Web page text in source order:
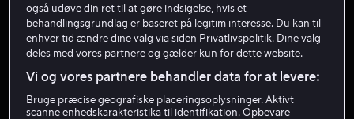
Patrik Forsberg
Instruktør Forfatter
også udøve din ret til at gøre indsigelse, hvis et
behandlingsgrundlag er baseret på legitim interesse. Du kan til
enhver tid ændre dine valg via siden Privatlivspolitik. Dine valg
deles med vores partnere og gælder kun for dette website.
Vi og vores partnere behandler data for at levere:
Bruge præcise geografiske placeringsoplysninger. Aktivt
scanne enhedskarakteristika til identifikation. Opbevare